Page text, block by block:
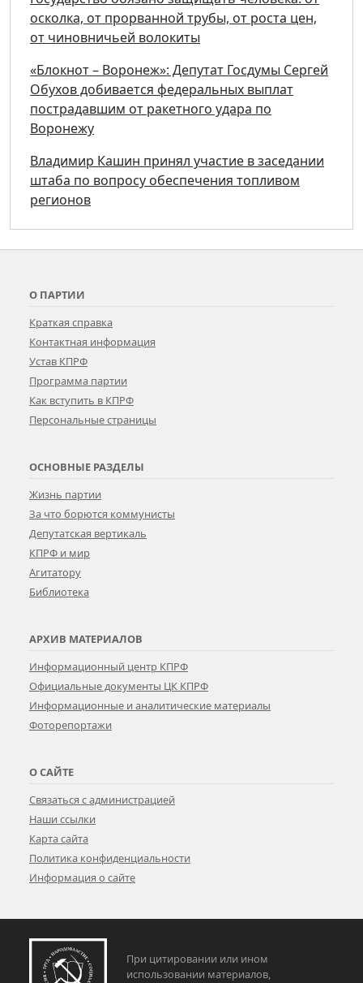
осколка, от прорванной трубы, от роста цен,
от чиновничьей волокиты
«Блокнот – Воронеж»: Депутат Госдумы Сергей
Обухов добивается федеральных выплат
пострадавшим от ракетного удара по
Воронежу
Владимир Кашин принял участие в заседании
штаба по вопросу обеспечения топливом
регионов
О ПАРТИИ
Краткая справка
Контактная информация
Устав КПРФ
Программа партии
Как вступить в КПРФ
Персональные страницы
ОСНОВНЫЕ РАЗДЕЛЫ
Жизнь партии
За что борются коммунисты
Депутатская вертикаль
КПРФ и мир
Агитатору
Библиотека
АРХИВ МАТЕРИАЛОВ
Информационный центр КПРФ
Официальные документы ЦК КПРФ
Информационные и аналитические материалы
Фоторепортажи
О САЙТЕ
Связаться с администрацией
Наши ссылки
Карта сайта
Политика конфиденциальности
Информация о сайте
При цитировании или ином
использовании материалов,